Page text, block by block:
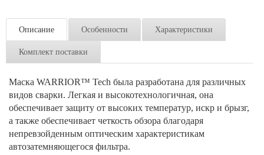
Описание Особенности Характеристики
Комплект поставки
Маска WARRIOR™ Tech была разработана для различных
видов сварки. Легкая и высокотехнологичная, она
обеспечивает защиту от высоких температур, искр и брызг,
а также обеспечивает четкость обзора благодаря
непревзойденным оптическим характеристикам
автозатемняющегося фильтра.